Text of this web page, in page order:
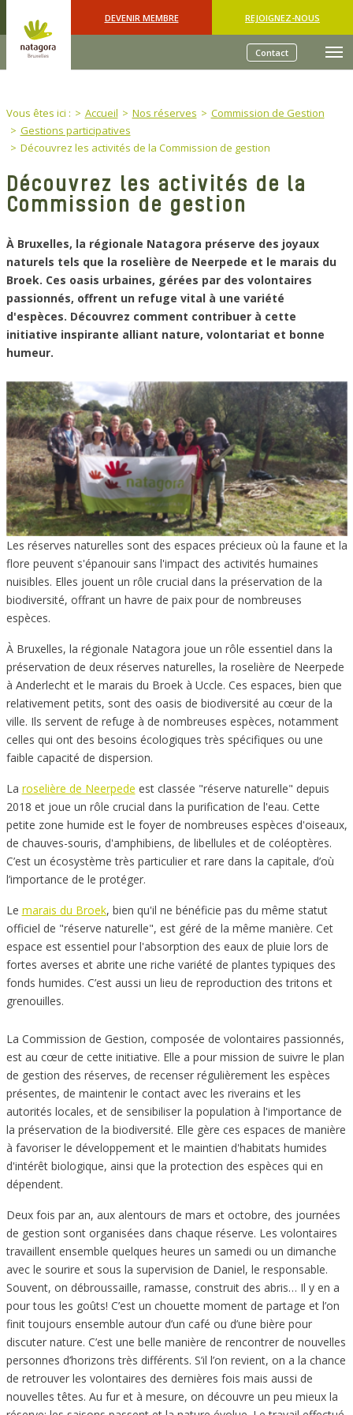
DEVENIR MEMBRE REJOIGNEZ-NOUS
Contact
You are here:
Vous êtes ici : Accueil Nos réserves
Commission de Gestion
Gestions participatives
Découvrez les activités de la Commission de gestion
Découvrez les activités de la
Commission de gestion
À Bruxelles, la régionale Natagora préserve des joyaux
naturels tels que la roselière de Neerpede et le marais du
Broek. Ces oasis urbaines, gérées par des volontaires
passionnés, offrent un refuge vital à une variété
d'espèces. Découvrez comment contribuer à cette
initiative inspirante alliant nature, volontariat et bonne
humeur.
Les réserves naturelles sont des espaces précieux où la faune et la
flore peuvent s'épanouir sans l'impact des activités humaines
nuisibles. Elles jouent un rôle crucial dans la préservation de la
biodiversité, offrant un havre de paix pour de nombreuses
espèces.
À Bruxelles, la régionale Natagora joue un rôle essentiel dans la
préservation de deux réserves naturelles, la roselière de Neerpede
à Anderlecht et le marais du Broek à Uccle. Ces espaces, bien que
relativement petits, sont des oasis de biodiversité au cœur de la
ville. Ils servent de refuge à de nombreuses espèces, notamment
celles qui ont des besoins écologiques très spécifiques ou une
faible capacité de dispersion.
La roselière de Neerpede est classée "réserve naturelle" depuis
2018 et joue un rôle crucial dans la purification de l'eau. Cette
petite zone humide est le foyer de nombreuses espèces d'oiseaux,
de chauves-souris, d'amphibiens, de libellules et de coléoptères.
C’est un écosystème très particulier et rare dans la capitale, d’où
l’importance de le protéger.
Le marais du Broek, bien qu'il ne bénéficie pas du même statut
officiel de "réserve naturelle", est géré de la même manière. Cet
espace est essentiel pour l'absorption des eaux de pluie lors de
fortes averses et abrite une riche variété de plantes typiques des
fonds humides. C’est aussi un lieu de reproduction des tritons et
grenouilles.
La Commission de Gestion, composée de volontaires passionnés,
est au cœur de cette initiative. Elle a pour mission de suivre le plan
de gestion des réserves, de recenser régulièrement les espèces
présentes, de maintenir le contact avec les riverains et les
autorités locales, et de sensibiliser la population à l'importance de
la préservation de la biodiversité. Elle gère ces espaces de manière
à favoriser le développement et le maintien d'habitats humides
d'intérêt biologique, ainsi que la protection des espèces qui en
dépendent.
Deux fois par an, aux alentours de mars et octobre, des journées
de gestion sont organisées dans chaque réserve. Les volontaires
travaillent ensemble quelques heures un samedi ou un dimanche
avec le sourire et sous la supervision de Daniel, le responsable.
Souvent, on débroussaille, ramasse, construit des abris… Il y en a
pour tous les goûts! C’est un chouette moment de partage et l’on
finit toujours ensemble autour d’un café ou d’une bière pour
discuter nature. C’est une belle manière de rencontrer de nouvelles
personnes d’horizons très différents. S’il l’on revient, on a la chance
de retrouver les volontaires des dernières fois mais aussi de
nouvelles têtes. Au fur et à mesure, on découvre un peu mieux la